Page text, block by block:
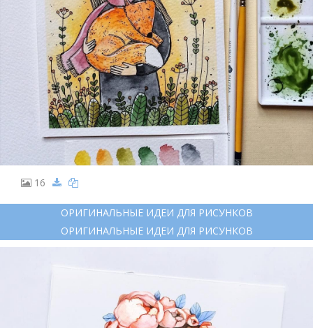
16
ОРИГИНАЛЬНЫЕ ИДЕИ ДЛЯ РИСУНКОВ
ОРИГИНАЛЬНЫЕ ИДЕИ ДЛЯ РИСУНКОВ